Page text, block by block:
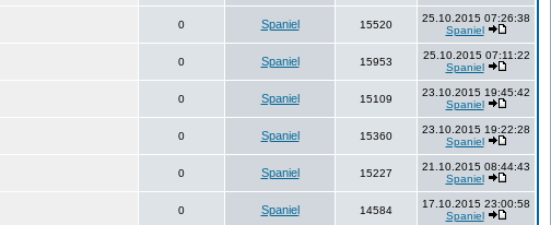
0 Spaniel 15520
25.10.2015 07:26:38
Spaniel
0 Spaniel 15953
25.10.2015 07:11:22
Spaniel
0 Spaniel 15109
23.10.2015 19:45:42
Spaniel
0 Spaniel 15360
23.10.2015 19:22:28
Spaniel
0 Spaniel 15227
21.10.2015 08:44:43
Spaniel
0 Spaniel 14584
17.10.2015 23:00:58
Spaniel